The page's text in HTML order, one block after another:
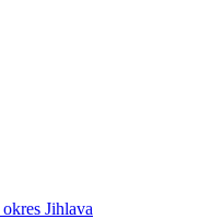
okres Jihlava